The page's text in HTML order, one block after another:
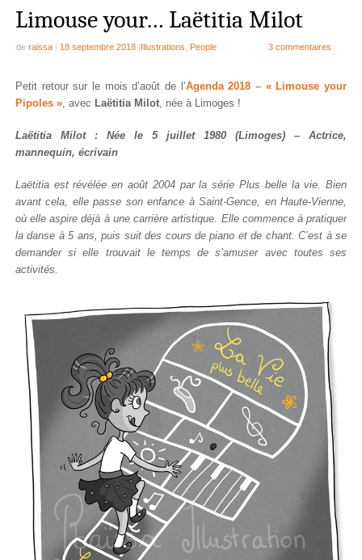
Limouse your… Laëtitia Milot
de raissa | 18 septembre 2018 |Illustrations People 3 commentaires
Petit retour sur le mois d’août de l’Agenda 2018 – « Limouse your
Pipoles », avec Laëtitia Milot, née à Limoges !
Laëtitia Milot : Née le 5 juillet 1980 (Limoges) – Actrice,
mannequin, écrivain
Laëtitia est révélée en août 2004 par la série Plus belle la vie. Bien
avant cela, elle passe son enfance à Saint-Gence, en Haute-Vienne,
où elle aspire déjà à une carrière artistique. Elle commence à pratiquer
la danse à 5 ans, puis suit des cours de piano et de chant. C’est à se
demander si elle trouvait le temps de s’amuser avec toutes ses
activités.